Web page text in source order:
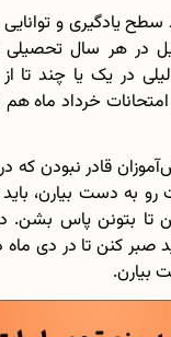
یادگیری و
در هر سال تحصیلی
در یک یا چند تا
خرداد ماه هم
قادر نبودن که
رو به دست بیارن،
بتونن پاس بشن.
صبر کنن تا در دی ماه
بیارن.